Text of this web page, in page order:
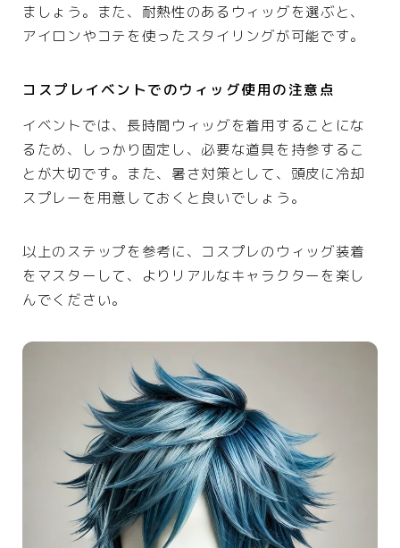
ましょう。また、耐熱性のあるウィッグを選ぶと、
アイロンやコテを使ったスタイリングが可能です。
コスプレイベントでのウィッグ使用の注意点
イベントでは、長時間ウィッグを着用することにな
るため、しっかり固定し、必要な道具を持参するこ
とが大切です。また、暑さ対策として、頭皮に冷却
スプレーを用意しておくと良いでしょう。
以上のステップを参考に、コスプレのウィッグ装着
をマスターして、よりリアルなキャラクターを楽し
んでください。